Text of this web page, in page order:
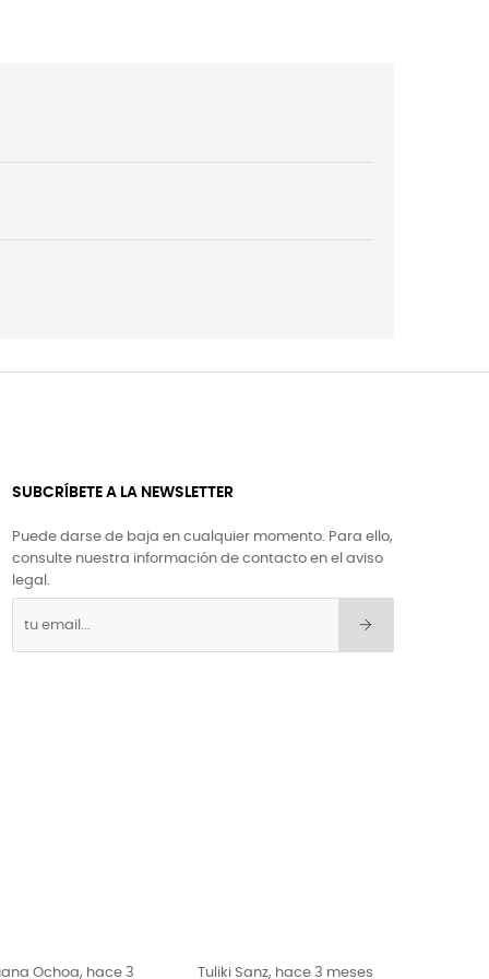
SUBCRÍBETE A LA NEWSLETTER
Puede darse de baja en cualquier momento. Para ello,
consulte nuestra información de contacto en el aviso
legal.
Sanz, hace 3 meses El Pugilista, hace 3 meses